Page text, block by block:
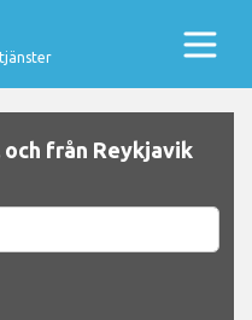
från Reykjavik